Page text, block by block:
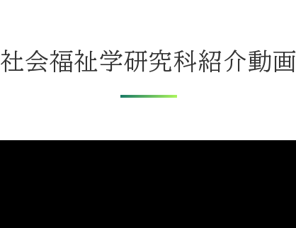
社会福祉学研究科紹介動画